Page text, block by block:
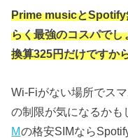
Prime musicとSpotify
らく最強のコスパで
換算325円だけですか
Wi-Fiがない場所でス
の制限が気になるかも
Mの格安SIMなら